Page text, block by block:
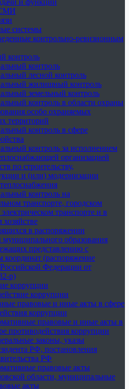
и функции
системы
контрольно-ревизионным
контроль
контроль
лесной контроль
жилищный контроль
земельный контроль
контроль в области охраны
особо охраняемых
территорий
контроль в сфере
контроль за исполнением
организацией
по строительству,
и (или) модернизации
контроль на
транспорте, городском
транспорте и в
в распоряжении
образования
представлению с
координат (распоряжение
Федерации от
р)
коррупции
коррупции
правовые и иные акты в сфере
коррупции
правовые и иные акты в
противодействия коррупции
законы, указы
РФ, постановления
РФ
правовые акты
области, муниципальные
акты